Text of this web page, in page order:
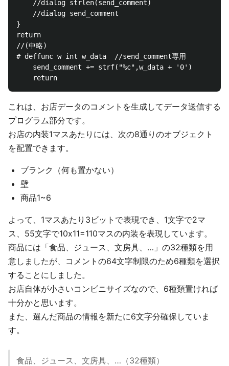
}
return
//(中略)
# deffunc w int w_data	//send_comment専用
これは、お店データのコメントを生成してデータ送信する
プログラム部分です。
お店の内装1マスあたりには、次の8通りのオブジェクト
を配置できます。
ブランク（何も置かない）
壁
商品1~6
よって、1マスあたり3ビットで表現でき、1文字で2マ
ス、55文字で10x11=110マスの内装を表現しています。
商品には「食品、ジュース、文房具、…」の32種類を用
意しましたが、コメントの64文字制限のため6種類を選択
することにしました。
お店自体が小さいコンビニサイズなので、6種類置ければ
十分かと思います。
また、選んだ商品の情報を新たに6文字分確保していま
す。
食品、ジュース、文房具、…（32種類）